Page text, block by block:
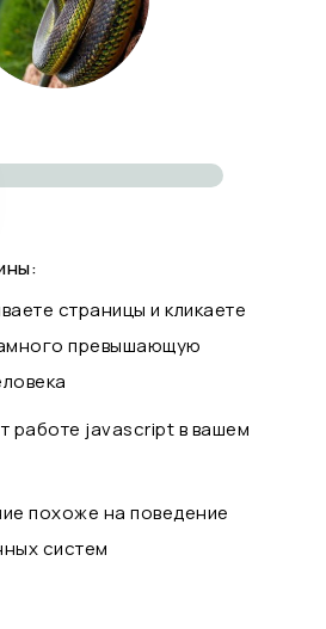
страницы и кликаете
превышающую
работе javascript в вашем
похоже на поведение
систем